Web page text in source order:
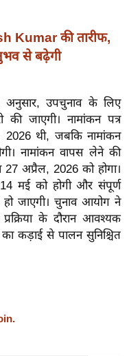
Kumar की तारीफ,
से बढ़ेगी
अनुसार, उपचुनाव के लिए
की जाएगी। नामांकन पत्र
थी, जबकि नामांकन
नामांकन वापस लेने की
अप्रैल, 2026 को होगा।
मई को होगी और संपूर्ण
हो जाएगी। चुनाव आयोग ने
के दौरान आवश्यक
कड़ाई से पालन सुनिश्चित